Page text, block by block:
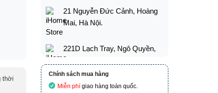
thời
21 Nguyễn Đức Cảnh, Hoàng
Mai, Hà Nội.
221D Lạch Tray, Ngô Quyền,
173 Nguyễn Thái Bình,
Chính sách mua hàng
Miễn phí giao hàng toàn quốc.